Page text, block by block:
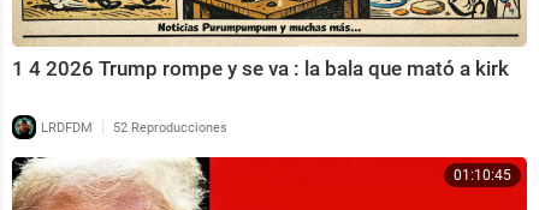
1 4 2026 Trump rompe y se va : la bala que mató a kirk
LRDFDM | 52 Reproducciones
01:10:45